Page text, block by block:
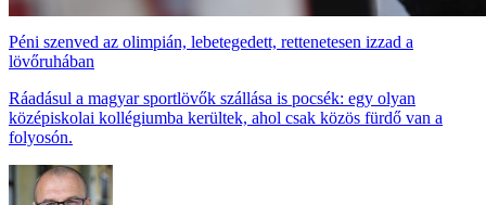
Péni szenved az olimpián, lebetegedett, rettenetesen izzad a
lövőruhában
Ráadásul a magyar sportlövők szállása is pocsék: egy olyan
középiskolai kollégiumba kerültek, ahol csak közös fürdő van a
folyosón.